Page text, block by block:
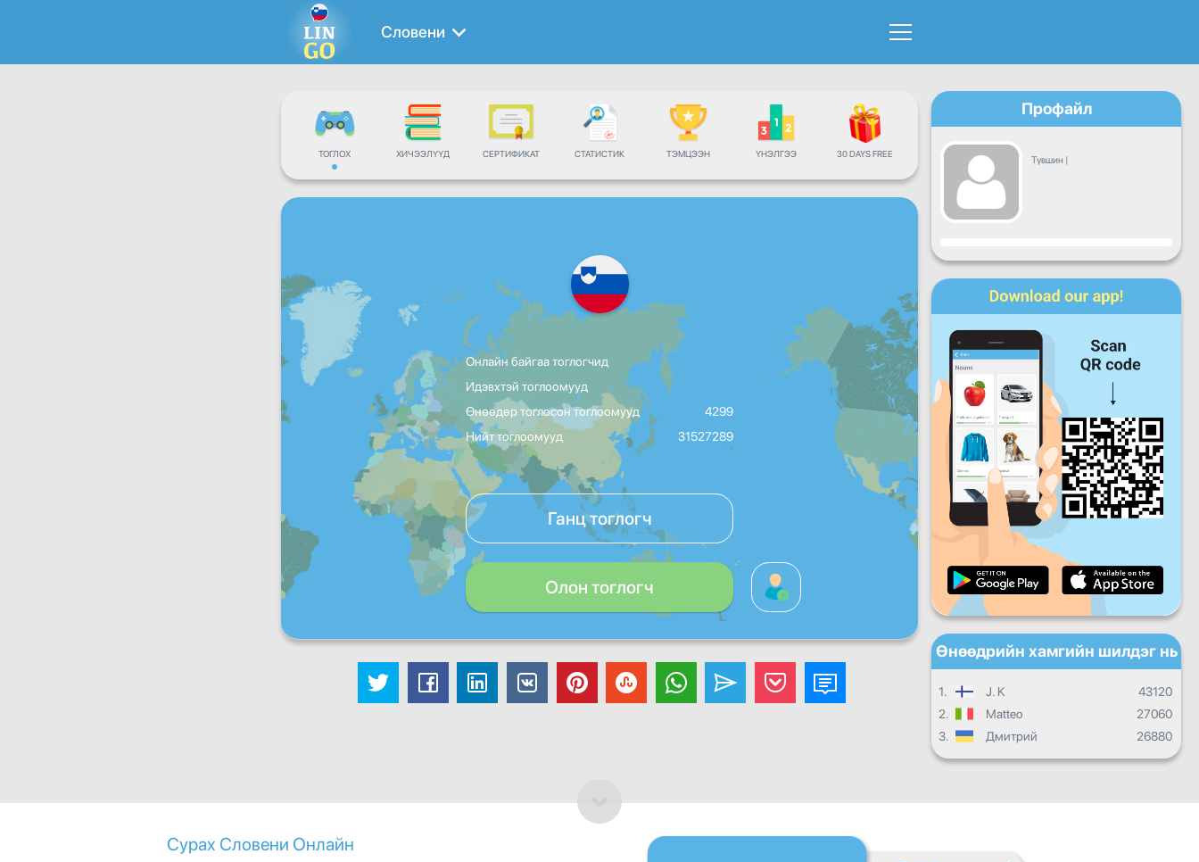
Словени
ТОГЛОХ ХИЧЭЭЛҮҮД СЕРТИФИКАТ СТАТИСТИК ТЭМЦЭЭН ҮНЭЛГЭЭ 30 DAYS FREE
Онлайн байгаа тоглогчид
Идэвхтэй тоглоомууд
Өнөөдөр тоглосон тоглоомууд
4299
Нийт тоглоомууд
31527289
Ганц тоглогч
Олон тоглогч
Профайл
Түвшин |
Явц
Даваа Лхагва Пүрэв
Бямба Ням
Өдөр тутмын дэвшил
Сарын ахиц
Ерөнхий дэвшил
Өнөөдрийн хамгийн шилдэг нь
1. J. K
43120
2.
Matteo
27060
3.
Дмитрий 26880
Сурах Словени Онлайн